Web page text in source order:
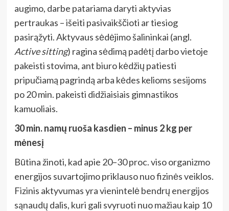
augimo, darbe patariama daryti aktyvias
pertraukas – išeiti pasivaikščioti ar tiesiog
pasirąžyti. Aktyvaus sėdėjimo šalininkai (angl.
Active sitting) ragina sėdimą padėtį darbo vietoje
pakeisti stovima, ant biuro kėdžių patiesti
pripučiamą pagrindą arba kėdes kelioms sesijoms
po 20 min. pakeisti didžiaisiais gimnastikos
kamuoliais.
30 min. namų ruoša kasdien – minus 2 kg per
mėnesį
Būtina žinoti, kad apie 20–30 proc. viso organizmo
energijos suvartojimo priklauso nuo fizinės veiklos.
Fizinis aktyvumas yra vienintelė bendrų energijos
sąnaudų dalis, kuri gali svyruoti nuo mažiau kaip 10